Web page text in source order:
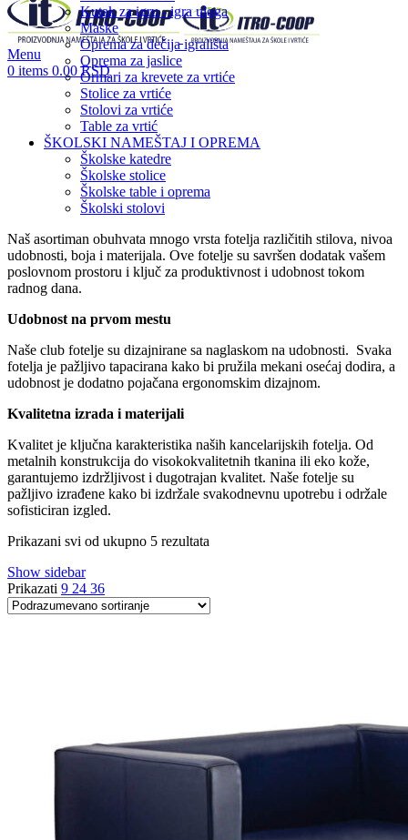
Menu
0 items 0.00RSD
Kutak za igru - igra uloga
Maske
Oprema za dečija igrališta
Oprema za jaslice
Ormari za krevete za vrtiće
Stolice za vrtiće
Stolovi za vrtiće
Table za vrtić
ŠKOLSKI NAMEŠTAJ I OPREMA
Školske katedre
Školske stolice
Školske table i oprema
Školski stolovi
Naš asortiman obuhvata mnogo vrsta fotelja različitih stilova, nivoa
udobnosti, boja i materijala. Ove fotelje su savršen dodatak vašem
poslovnom prostoru i ključ za produktivnost i udobnost tokom
radnog dana.
Udobnost na prvom mestu
Naše club fotelje su dizajnirane sa naglaskom na udobnosti. Svaka
fotelja je pažljivo tapacirana kako bi pružila mekani osećaj dodira, a
udobnost je dodatno pojačana ergonomskim dizajnom.
Kvalitetna izrada i materijali
Kvalitet je ključna karakteristika naših kancelarijskih fotelja. Od
metalnih konstrukcija do visokokvalitetnih tkanina ili eko kože,
garantujemo izdržljivost i dugotrajan kvalitet. Naše fotelje su
pažljivo izrađene kako bi izdržale svakodnevnu upotrebu i održale
sofisticiran izgled.
Prikazani svi od ukupno 5 rezultata
Show sidebar
Prikazati 9 24 36